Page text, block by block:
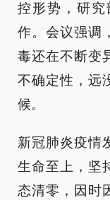
控形势，研
作。会议强调
毒还在不断变
不确定性，远
候。
新冠肺炎疫情
生命至上，坚
态清零，因时